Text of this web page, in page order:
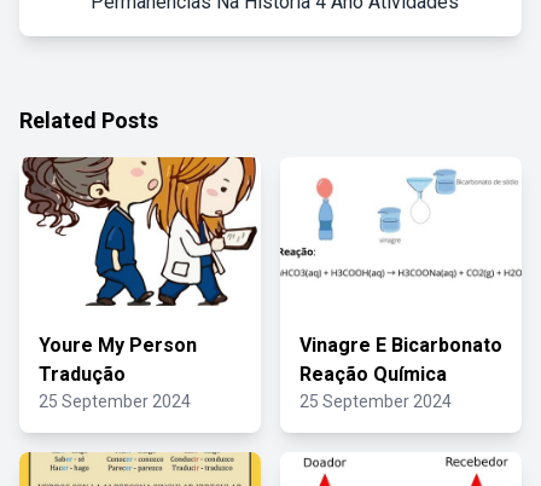
Related Posts
Youre My Person
Tradução
25 September 2024
Vinagre E Bicarbonato
Reação Química
25 September 2024